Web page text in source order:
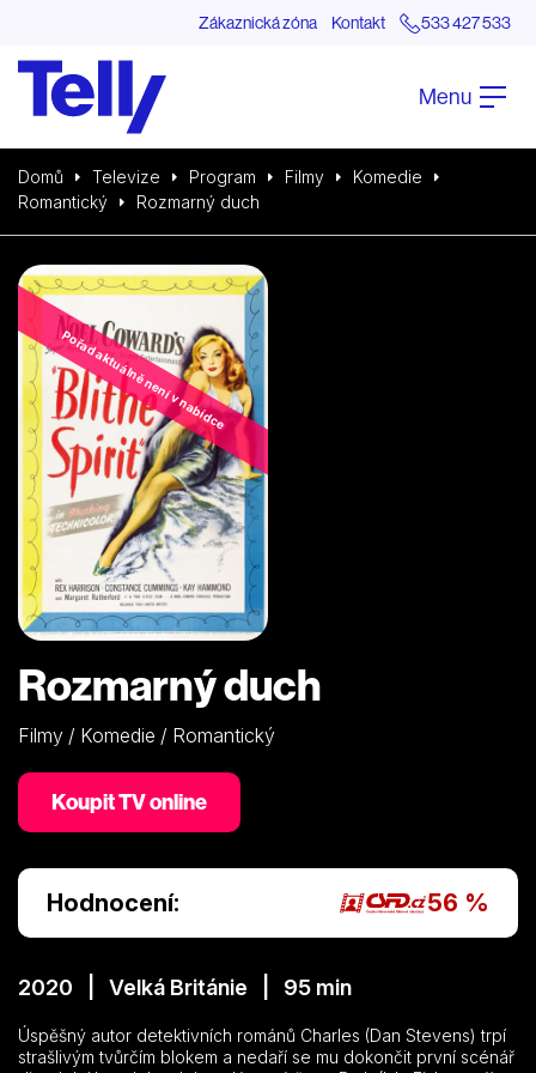
Zákaznická zóna Kontakt 533 427 533
Menu
Domů Televize Program Filmy
Komedie
Romantický
Rozmarný duch
Pořad aktuálně není v nabídce
Rozmarný duch
Filmy / Komedie / Romantický
Koupit TV online
Hodnocení: 56 %
2020 | Velká Británie | 95 min
Úspěšný autor detektivních románů Charles (Dan Stevens) trpí
strašlivým tvůrčím blokem a nedaří se mu dokončit první scénář